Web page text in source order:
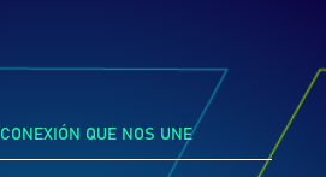
QUE NOS UNE